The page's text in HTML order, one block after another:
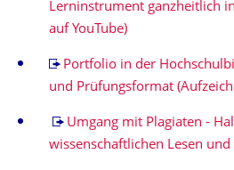
Lerninstrument ganzheitlich
auf YouTube)
Portfolio in der
und Prüfungsformat
Umgang mit Plagiaten -
wissenschaftlichen Lesen